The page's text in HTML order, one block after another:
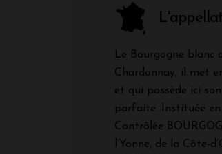
Le Bourgogne blanc
Chardonnay, il met
et qui possède ici
parfaite. Instituée en
Contrôlée
l’Yonne, de la Côte-